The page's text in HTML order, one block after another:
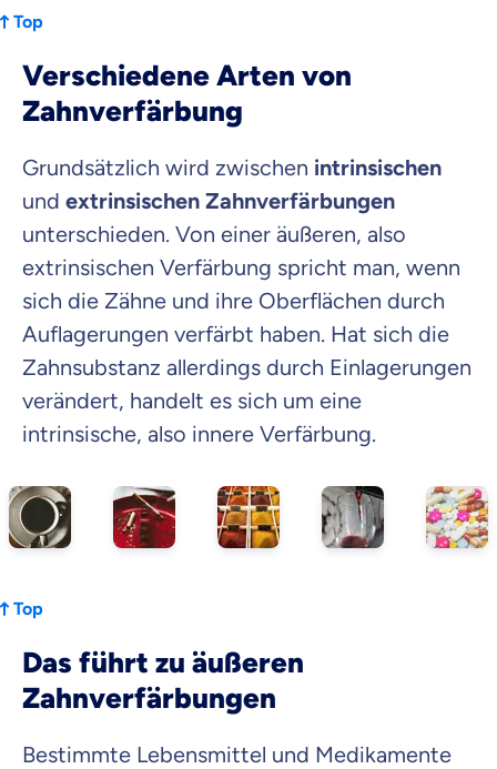
Top
Verschiedene Arten von
Zahnverfärbung
Grundsätzlich wird zwischen intrinsischen
und extrinsischen Zahnverfärbungen
unterschieden. Von einer äußeren, also
extrinsischen Verfärbung spricht man, wenn
sich die Zähne und ihre Oberflächen durch
Auflagerungen verfärbt haben. Hat sich die
Zahnsubstanz allerdings durch Einlagerungen
verändert, handelt es sich um eine
intrinsische, also innere Verfärbung.
Top
Das führt zu äußeren
Zahnverfärbungen
Bestimmte Lebensmittel und Medikamente